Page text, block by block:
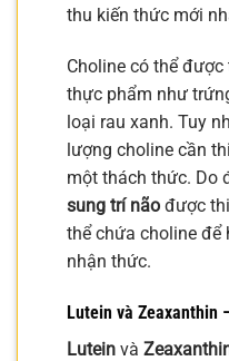
thu kiến thức mới
Choline có thể
thực phẩm như
loại rau xanh. Tuy
lượng choline cần
một thách thức. Do
sung trí não được
thể chứa choline để
nhận thức.
Lutein và Zeaxanthin
Lutein và